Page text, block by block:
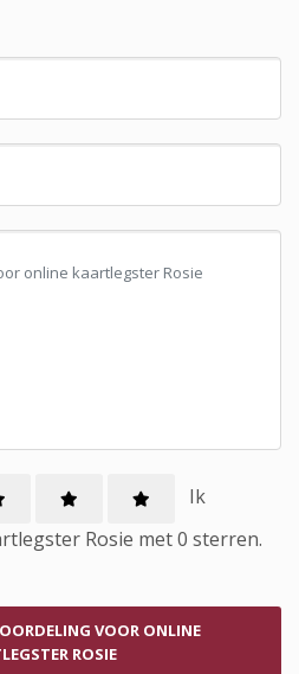
Ik
Rosie met0 sterren.
VOOR ONLINE
ROSIE